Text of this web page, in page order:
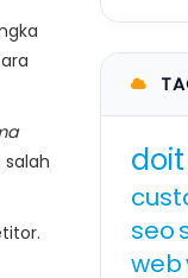
doit
seo
web